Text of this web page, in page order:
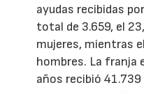
ayudas recibidas
total de 3.659, el
mujeres, mientras
hombres. La franja
años recibió